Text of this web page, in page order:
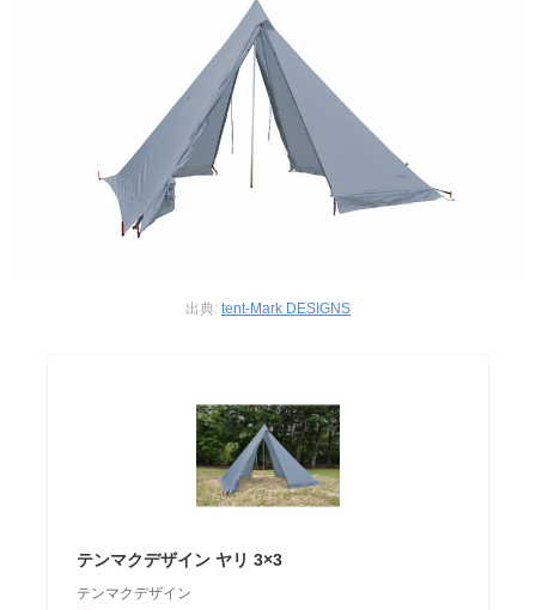
出典: tent-Mark DESIGNS
テンマクデザイン ヤリ 3×3
テンマクデザイン